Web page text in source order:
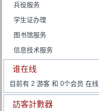
兵役服务
学生证办理
图书馆服务
信息技术服务
谁在线
目前有 2 游客 和 0个会员 在线
訪客計數器